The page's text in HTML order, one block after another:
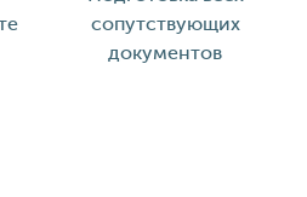
сопутствующих
документов